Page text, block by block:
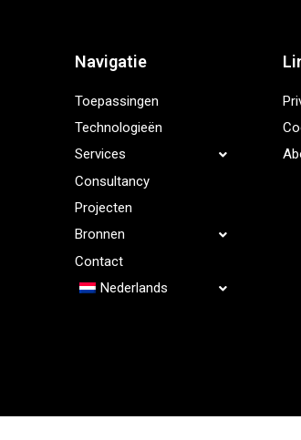
Navigatie
Toepassingen
Technologieën
Services
Consultancy
Projecten
Bronnen
Contact
Nederlands